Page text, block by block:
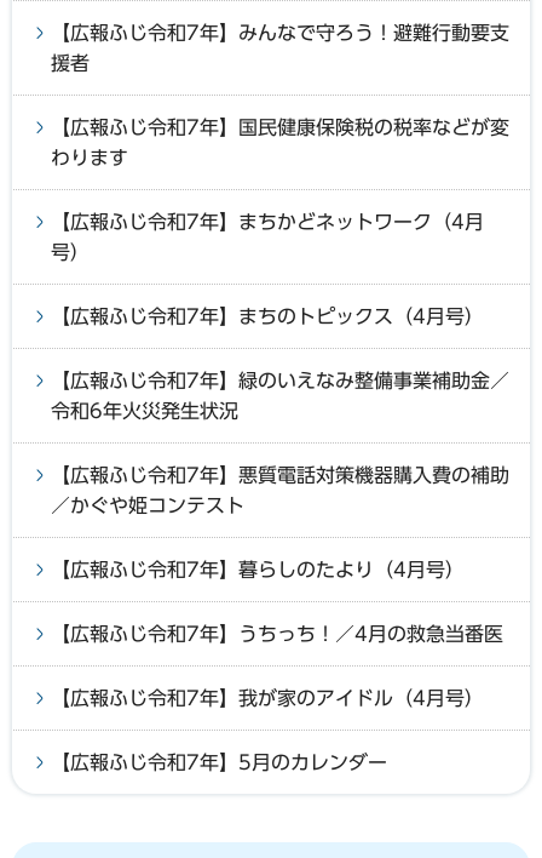
【広報ふじ令和7年】みんなで守ろう！避難行動要支
援者
【広報ふじ令和7年】国民健康保険税の税率などが変
わります
【広報ふじ令和7年】まちかどネットワーク（4月
号）
【広報ふじ令和7年】まちのトピックス（4月号）
【広報ふじ令和7年】緑のいえなみ整備事業補助金／
令和6年火災発生状況
【広報ふじ令和7年】悪質電話対策機器購入費の補助
／かぐや姫コンテスト
【広報ふじ令和7年】暮らしのたより（4月号）
【広報ふじ令和7年】うちっち！／4月の救急当番医
【広報ふじ令和7年】我が家のアイドル（4月号）
【広報ふじ令和7年】5月のカレンダー